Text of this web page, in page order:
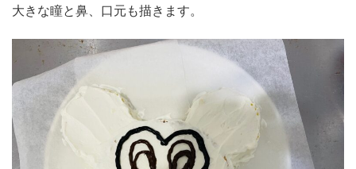
大きな瞳と鼻、口元も描きます。